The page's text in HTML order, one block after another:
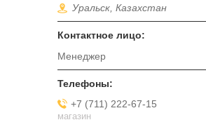
Уральск, Казахстан
Менеджер
+7 (711) 222-67-15
магазин